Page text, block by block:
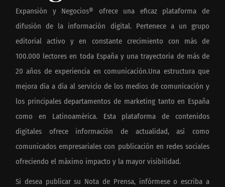
Expansión y Negocios® ofrece una eficaz plataforma de
difusión de la información digital. Pertenece a un grupo
editorial activo y en constante crecimiento con más de
100.000 lectores en toda España y una trayectoria de más de
20 años de experiencia en comunicación.Una estructura que
mejora día a día al servicio de los medios de comunicación y
los principales departamentos de marketing tanto en España
como en Latinoamérica. Esta plataforma de contenidos
digitales ofrece información de actualidad, así como
comunicados empresariales con publicación en redes sociales
ofreciendo el máximo impacto y la mayor visibilidad.
Si desea publicar su Nota de Prensa, infórmese o escriba a